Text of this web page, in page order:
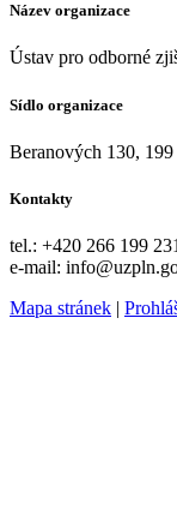
Název organizace
Ústav pro odborné
Sídlo organizace
Beranových 130,
Kontakty
tel.: +420 266 199 231
e-mail:
Mapa stránek |